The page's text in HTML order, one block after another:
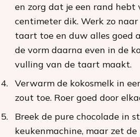
en zorg dat je een rand hebt
centimeter dik. Werk zo
taart toe en duw alles goed
de vorm daarna even in de
vulling van de taart maakt.
Verwarm de kokosmelk in
zout toe. Roer goed door
Breek de pure chocolade in
keukenmachine, maar zet